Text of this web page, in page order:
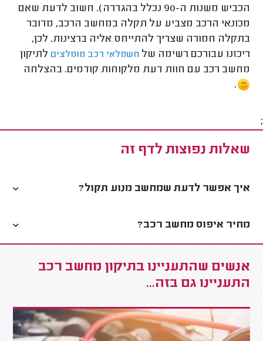
הכביש משנות ה-90 נכלל בהגדרה). חשוב לדעת שאם
מכונאי הרכב מצביע על תקלה במחשב הרכב, מדובר
בתקלה חמורה שצריך להתייחס אליה ברצינות. לכן,
ריכזנו עבורכם רשימה של חשמלאי רכב מומלצים לתיקון
מחשב רכב עם חוות דעת מלקוחות קודמים. בהצלחה
.
;
שאלות נפוצות לדף זה
איך אפשר לדעת שמחשב מנוע תקול?
מחיר איפוס מחשב רכב?
אנשים שהתעניינו בתיקון מחשב רכב
התעניינו גם בזה...